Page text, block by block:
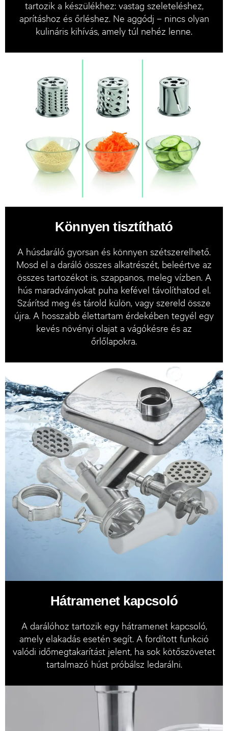
tartozik a készülékhez: vastag szeleteléshez,
aprításhoz és őrléshez. Ne aggódj – nincs olyan
kulináris kihívás, amely túl nehéz lenne.
Könnyen tisztítható
A húsdaráló gyorsan és könnyen szétszerelhető.
Mosd el a daráló összes alkatrészét, beleértve az
összes tartozékot is, szappanos, meleg vízben. A
hús maradványokat puha kefével távolíthatod el.
Szárítsd meg és tárold külön, vagy szereld össze
újra. A hosszabb élettartam érdekében tegyél egy
kevés növényi olajat a vágókésre és az
őrlőlapokra.
Hátramenet kapcsoló
A darálóhoz tartozik egy hátramenet kapcsoló,
amely elakadás esetén segít. A fordított funkció
valódi időmegtakarítást jelent, ha sok kötőszövetet
tartalmazó húst próbálsz ledarálni.